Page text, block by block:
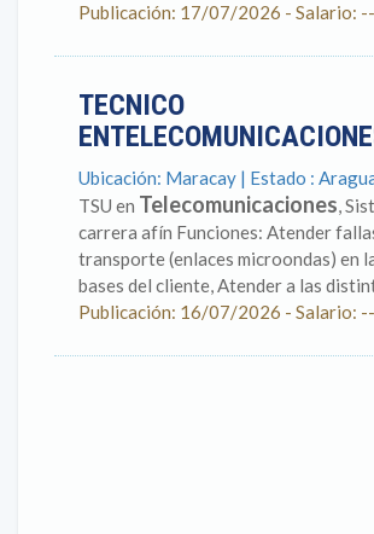
Publicación: 17/07/2026 - Salario:
TECNICO
Ubicación: Maracay | Estado :
TSU en Telecomunicaciones,
carrera afín Funciones: Atender
transporte (enlaces microondas) en
bases del cliente, Atender a las
Publicación: 16/07/2026 - Salario: